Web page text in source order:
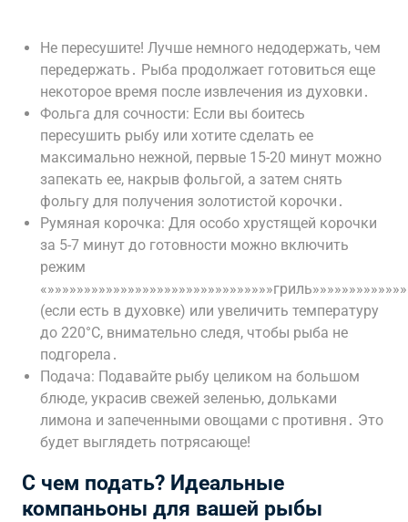
Не пересушите! Лучше немного недодержать, чем
передержать․ Рыба продолжает готовиться еще
некоторое время после извлечения из духовки․
Фольга для сочности: Если вы боитесь
пересушить рыбу или хотите сделать ее
максимально нежной, первые 15-20 минут можно
запекать ее, накрыв фольгой, а затем снять
фольгу для получения золотистой корочки․
Румяная корочка: Для особо хрустящей корочки
за 5-7 минут до готовности можно включить
режим
(если есть в духовке) или увеличить температуру
до 220°C, внимательно следя, чтобы рыба не
подгорела․
Подача: Подавайте рыбу целиком на большом
блюде, украсив свежей зеленью, дольками
лимона и запеченными овощами с противня․ Это
будет выглядеть потрясающе!
С чем подать? Идеальные
компаньоны для вашей рыбы